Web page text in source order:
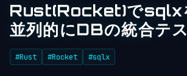
Rust(Rocket)でsqlx
並列的にDBの統合テ
#Rust #Rocket #sqlx